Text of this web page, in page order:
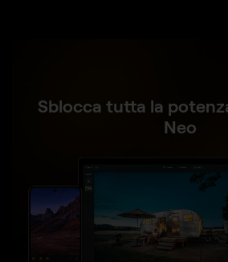
Sblocca tutta la
Neo